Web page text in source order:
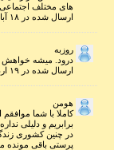
های مختلف اجتماعی
ارسال شده در ۱۸ آبان ۱۳۹۶ ساعت ۱۵ و ۵۰ دقیقه
روزبه
درود. میشه خواهش
ارسال شده در ۱۹ ارديبهشت ۱۳۹۵ ساعت ۷ و ۳۷ دقیقه
هومن
کاملا با شما
در چنین کشوری
پرستی باقی مونده